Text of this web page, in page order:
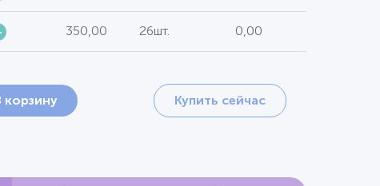
350,00 26шт. 0,00
корзину Купить сейчас